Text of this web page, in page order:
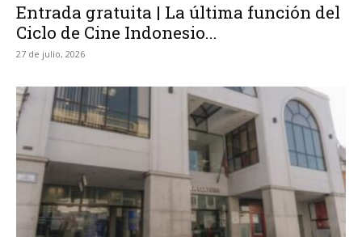
Entrada gratuita | La última función del
Ciclo de Cine Indonesio...
27 de julio, 2026